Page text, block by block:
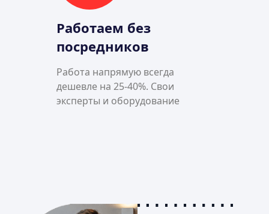
Работаем без
посредников
Работа напрямую всегда
дешевле на 25-40%. Свои
эксперты и оборудование